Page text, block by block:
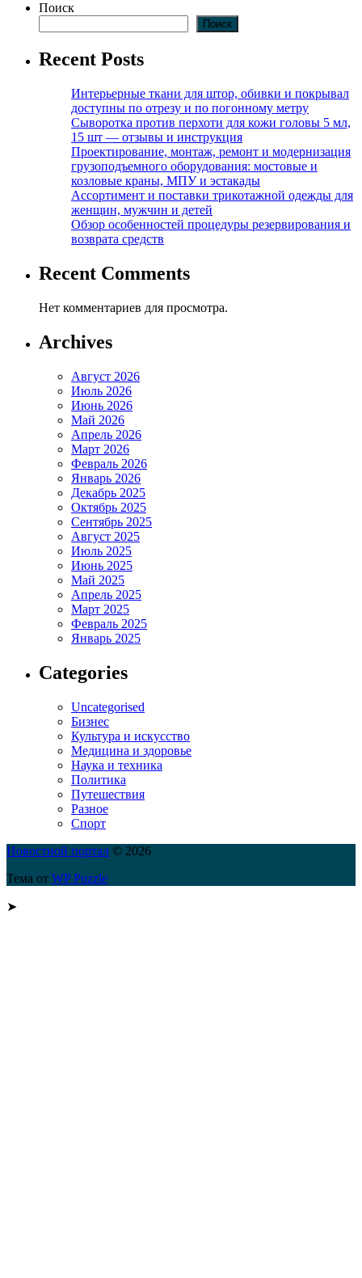
Поиск
Поиск
Recent Posts
Интерьерные ткани для штор, обивки и покрывал
доступны по отрезу и по погонному метру
Сыворотка против перхоти для кожи головы 5 мл,
15 шт — отзывы и инструкция
Проектирование, монтаж, ремонт и модернизация
грузоподъемного оборудования: мостовые и
козловые краны, МПУ и эстакады
Ассортимент и поставки трикотажной одежды для
женщин, мужчин и детей
Обзор особенностей процедуры резервирования и
возврата средств
Recent Comments
Нет комментариев для просмотра.
Archives
Август 2026
Июль 2026
Июнь 2026
Май 2026
Апрель 2026
Март 2026
Февраль 2026
Январь 2026
Декабрь 2025
Октябрь 2025
Сентябрь 2025
Август 2025
Июль 2025
Июнь 2025
Май 2025
Апрель 2025
Март 2025
Февраль 2025
Январь 2025
Categories
Uncategorised
Бизнес
Культура и искусство
Медицина и здоровье
Наука и техника
Политика
Путешествия
Разное
Спорт
Новостной портал © 2026
Тема от WP Puzzle
➤